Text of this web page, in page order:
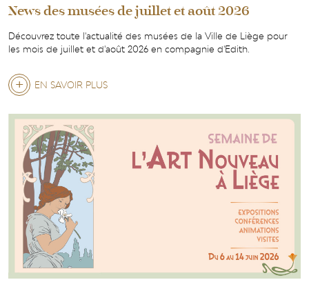
News des musées de juillet et août 2026
Découvrez toute l'actualité des musées de la Ville de Liège pour
les mois de juillet et d'août 2026 en compagnie d'Edith.
EN SAVOIR PLUS
MUSÉES